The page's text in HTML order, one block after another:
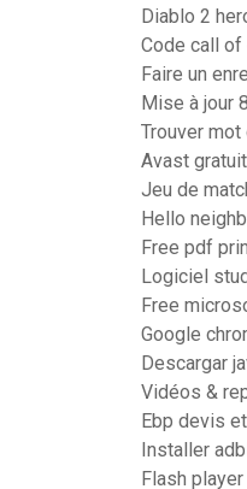
Diablo 2
Code call
Faire un
Mise à jour
Trouver
Avast
Jeu de
Hello
Free pdf
Logiciel
Free
Google
Descargar
Vidéos &
Ebp devis
Installer
Flash